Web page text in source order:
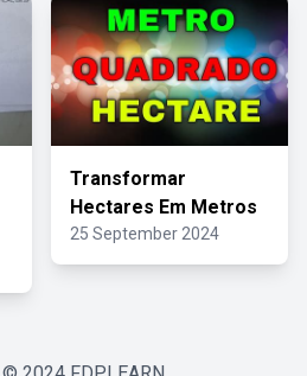
Transformar
Hectares Em Metros
25 September 2024